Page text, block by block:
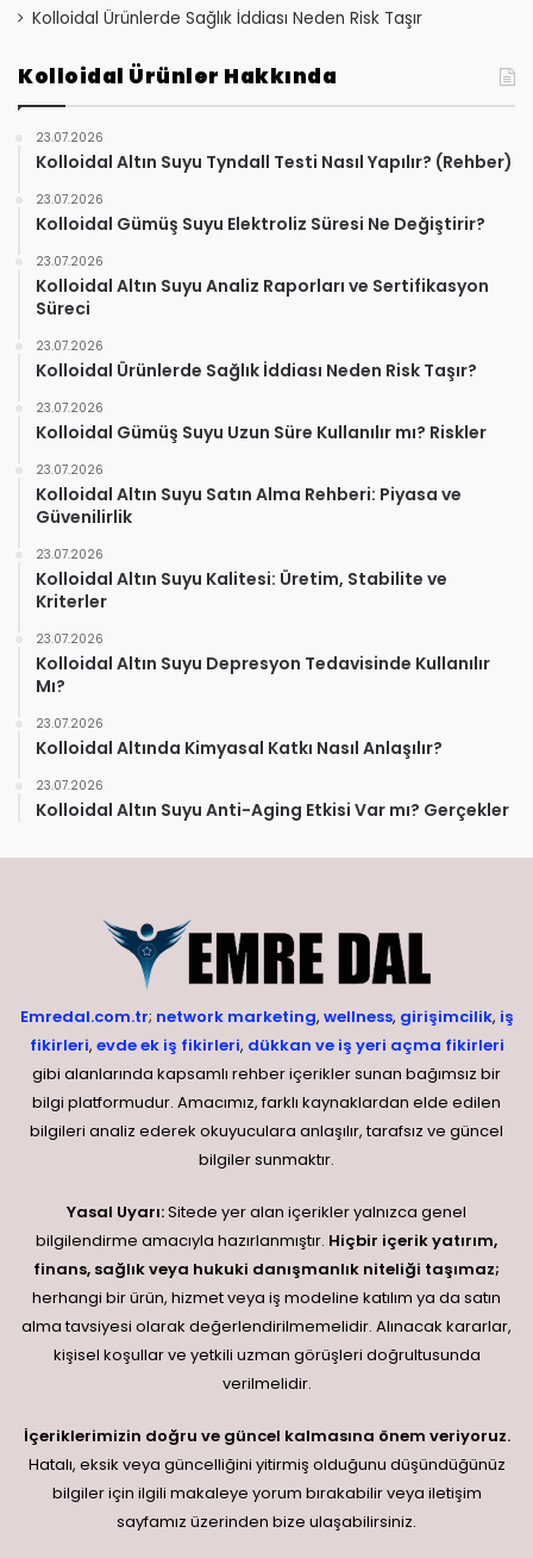
Kolloidal Ürünlerde Sağlık İddiası Neden Risk Taşır
Kolloidal Ürünler Hakkında
23.07.2026
Kolloidal Altın Suyu Tyndall Testi Nasıl Yapılır? (Rehber)
23.07.2026
Kolloidal Gümüş Suyu Elektroliz Süresi Ne Değiştirir?
23.07.2026
Kolloidal Altın Suyu Analiz Raporları ve Sertifikasyon
Süreci
23.07.2026
Kolloidal Ürünlerde Sağlık İddiası Neden Risk Taşır?
23.07.2026
Kolloidal Gümüş Suyu Uzun Süre Kullanılır mı? Riskler
23.07.2026
Kolloidal Altın Suyu Satın Alma Rehberi: Piyasa ve
Güvenilirlik
23.07.2026
Kolloidal Altın Suyu Kalitesi: Üretim, Stabilite ve
Kriterler
23.07.2026
Kolloidal Altın Suyu Depresyon Tedavisinde Kullanılır
Mı?
23.07.2026
Kolloidal Altında Kimyasal Katkı Nasıl Anlaşılır?
23.07.2026
Kolloidal Altın Suyu Anti-Aging Etkisi Var mı? Gerçekler
Emredal.com.tr; network marketing, wellness, girişimcilik, iş
fikirleri, evde ek iş fikirleri, dükkan ve iş yeri açma fikirleri
gibi alanlarında kapsamlı rehber içerikler sunan bağımsız bir
bilgi platformudur. Amacımız, farklı kaynaklardan elde edilen
bilgileri analiz ederek okuyuculara anlaşılır, tarafsız ve güncel
bilgiler sunmaktır.
Yasal Uyarı:Sitede yer alan içerikler yalnızca genel
bilgilendirme amacıyla hazırlanmıştır. Hiçbir içerik yatırım,
finans, sağlık veya hukuki danışmanlık niteliği taşımaz;
herhangi bir ürün, hizmet veya iş modeline katılım ya da satın
alma tavsiyesi olarak değerlendirilmemelidir. Alınacak kararlar,
kişisel koşullar ve yetkili uzman görüşleri doğrultusunda
verilmelidir.
İçeriklerimizin doğru ve güncel kalmasına önem veriyoruz.
Hatalı, eksik veya güncelliğini yitirmiş olduğunu düşündüğünüz
bilgiler için ilgili makaleye yorum bırakabilir veya iletişim
sayfamız üzerinden bize ulaşabilirsiniz.